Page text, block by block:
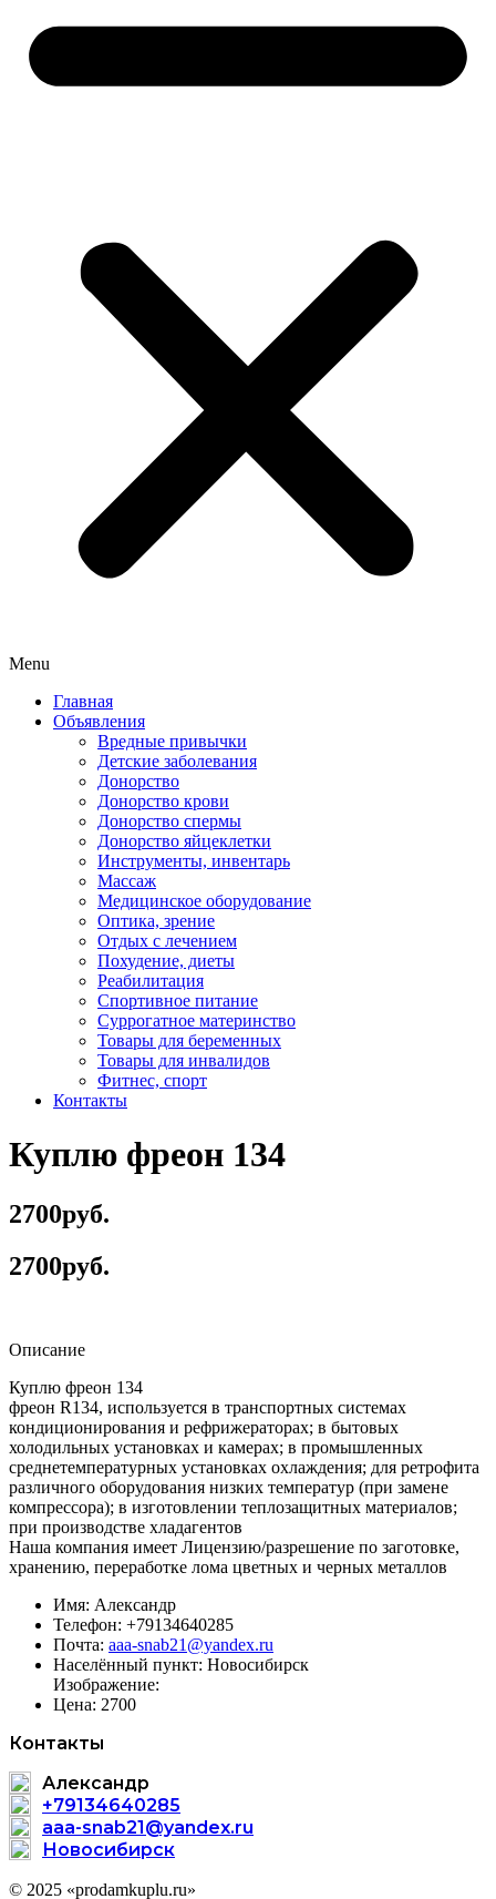
Menu
Главная
Объявления
Вредные привычки
Детские заболевания
Донорство
Донорство крови
Донорство спермы
Донорство яйцеклетки
Инструменты, инвентарь
Массаж
Медицинское оборудование
Оптика, зрение
Отдых с лечением
Похудение, диеты
Реабилитация
Спортивное питание
Суррогатное материнство
Товары для беременных
Товары для инвалидов
Фитнес, спорт
Контакты
Куплю фреон 134
2700руб.
2700руб.
Описание
Куплю фреон 134
фреон R134, используется в транспортных системах
кондиционирования и рефрижераторах; в бытовых
холодильных установках и камерах; в промышленных
среднетемпературных установках охлаждения; для ретрофита
различного оборудования низких температур (при замене
компрессора); в изготовлении теплозащитных материалов;
при производстве хладагентов
Наша компания имеет Лицензию/разрешение по заготовке,
хранению, переработке лома цветных и черных металлов
Имя: Александр
Телефон: +79134640285
Почта: aaa-snab21@yandex.ru
Населённый пункт: Новосибирск
Изображение:
Цена: 2700
Контакты
Александр
+79134640285
aaa-snab21@yandex.ru
Новосибирск
© 2025 «prodamkuplu.ru»